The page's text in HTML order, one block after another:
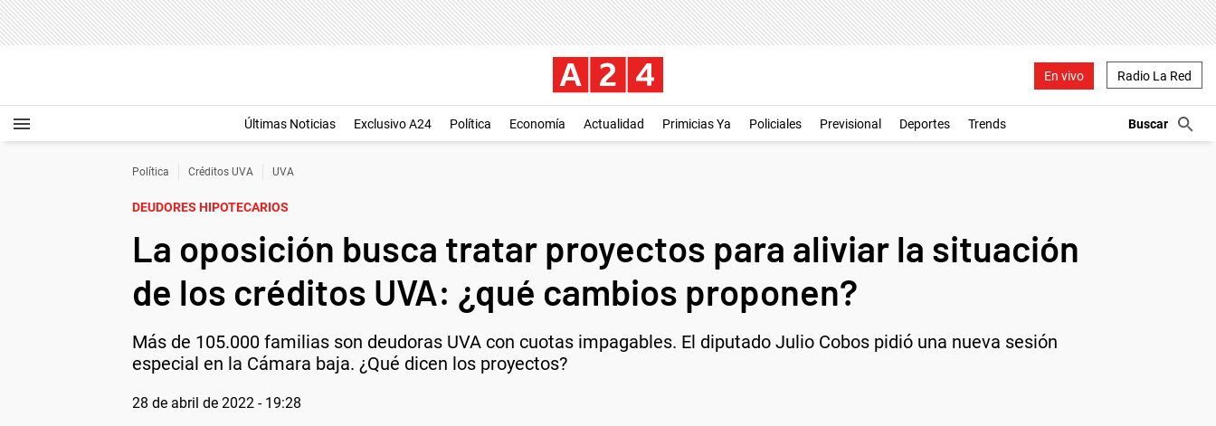
En vivo Radio La Red
Últimas Noticias Exclusivo A24 Política Economía Actualidad Primicias Ya Policiales Previsional Deportes Trends
Política Créditos UVA UVA
DEUDORES HIPOTECARIOS
La oposición busca tratar proyectos para aliviar la situación
de los créditos UVA: ¿qué cambios proponen?
Más de 105.000 familias son deudoras UVA con cuotas impagables. El diputado Julio Cobos pidió una nueva sesión
especial en la Cámara baja. ¿Qué dicen los proyectos?
28 de abril de 2022 - 19:28